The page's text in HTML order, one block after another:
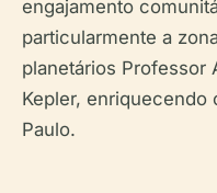
engajamento
particularmente a
planetários Professor
Kepler, enriquecendo
Paulo.